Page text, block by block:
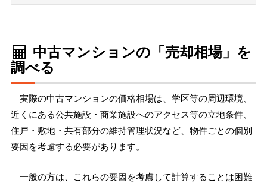
中古マンションの「売却相場」を
調べる
実際の中古マンションの価格相場は、学区等の周辺環境、
近くにある公共施設・商業施設へのアクセス等の立地条件、
住戸・敷地・共有部分の維持管理状況など、物件ごとの個別
要因を考慮する必要があります。
一般の方は、これらの要因を考慮して計算することは困難